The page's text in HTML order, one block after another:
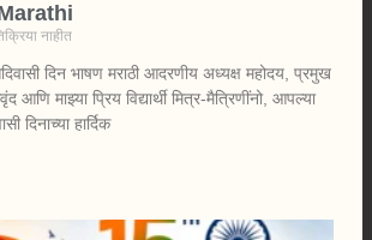
नाहीत
दिन भाषण मराठी आदरणीय अध्यक्ष महोदय, प्रमुख
आणि माझ्या प्रिय विद्यार्थी मित्र-मैत्रिणींनो, आपल्या
दिनाच्या हार्दिक